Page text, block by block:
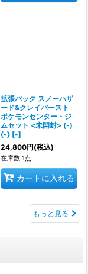
拡張パック スノーハザ
ード&クレイバースト
ポケモンセンター・ジ
ムセット <未開封> (-)
{-} [-]
24,800円(税込)
在庫数 1点
カートに入れる
もっと見る